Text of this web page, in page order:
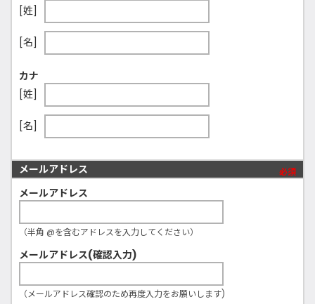
[姓]
[名]
カナ
[姓]
[名]
メールアドレス 必須
メールアドレス
（半角 @を含むアドレスを入力してください）
メールアドレス(確認入力)
（メールアドレス確認のため再度入力をお願いします)